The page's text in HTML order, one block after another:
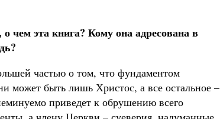
о чем эта книга? Кому она адресована в
частью о том, что фундаментом
может быть лишь Христос, а все остальное –
приведет к обрушению всего